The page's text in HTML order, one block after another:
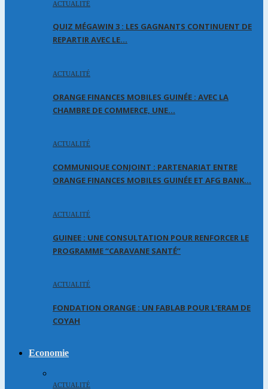
ACTUALITÉ
QUIZ MÉGAWIN 3 : LES GAGNANTS CONTINUENT DE
REPARTIR AVEC LE…
ACTUALITÉ
ORANGE FINANCES MOBILES GUINÉE : AVEC LA
CHAMBRE DE COMMERCE, UNE…
ACTUALITÉ
COMMUNIQUE CONJOINT : PARTENARIAT ENTRE
ORANGE FINANCES MOBILES GUINÉE ET AFG BANK…
ACTUALITÉ
GUINEE : UNE CONSULTATION POUR RENFORCER LE
PROGRAMME “CARAVANE SANTÉ”
ACTUALITÉ
FONDATION ORANGE : UN FABLAB POUR L’ERAM DE
COYAH
Economie
ACTUALITÉ